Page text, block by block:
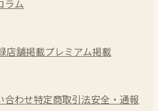
ラム
店舗掲載プレミアム掲載
合わせ特定商取引法安全・通報